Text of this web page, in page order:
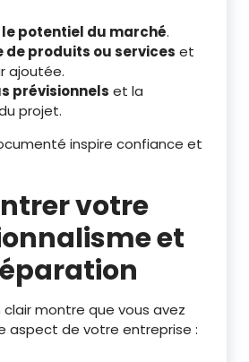
potentiel du marché.
de produits ou services et
ajoutée.
prévisionnels et la
projet.
inspire confiance et
votre
et
clair montre que vous avez
aspect de votre entreprise :